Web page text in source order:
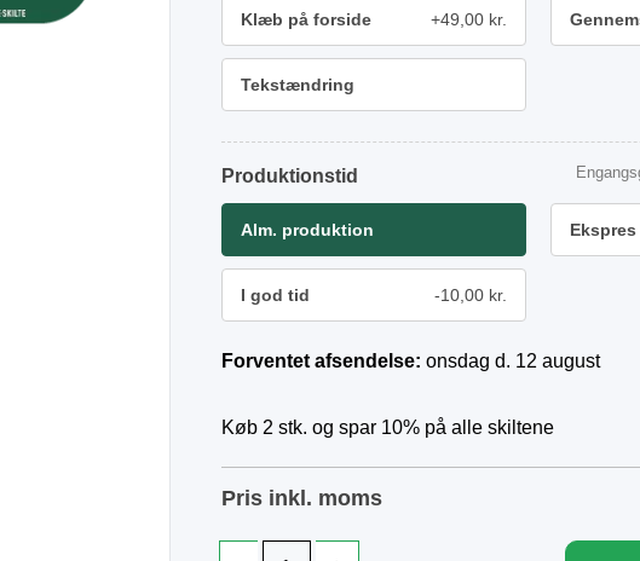
Klæb på forside +49,00 kr.
Tekstændring
Produktionstid
Alm. produktion
I god tid -10,00 kr.
Forventet afsendelse: onsdag d. 12 august
Køb 2 stk. og spar 10% på alle skiltene
Pris inkl. moms